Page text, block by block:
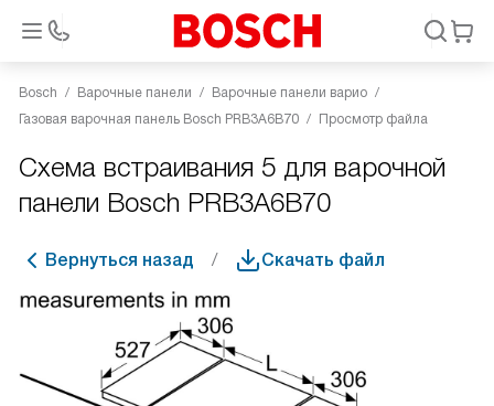
Bosch Варочные панели
Варочные панели варио
Газовая варочная панель Bosch PRB3A6B70
Просмотр файла
Схема встраивания 5 для варочной
панели Bosch PRB3A6B70
Вернуться назад Скачать файл